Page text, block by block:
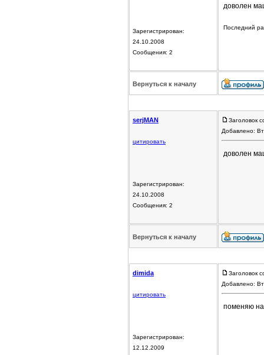
Зарегистрирован:
24.10.2008
Сообщения: 2
доволен
Последний
Вернуться к началу
serjMAN
цитировать
Зарегистрирован:
24.10.2008
Сообщения: 2
Заголовок
Добавлено:
доволен
Вернуться к началу
dimida
цитировать
Зарегистрирован:
12.12.2009
Заголовок
Добавлено:
поменяю